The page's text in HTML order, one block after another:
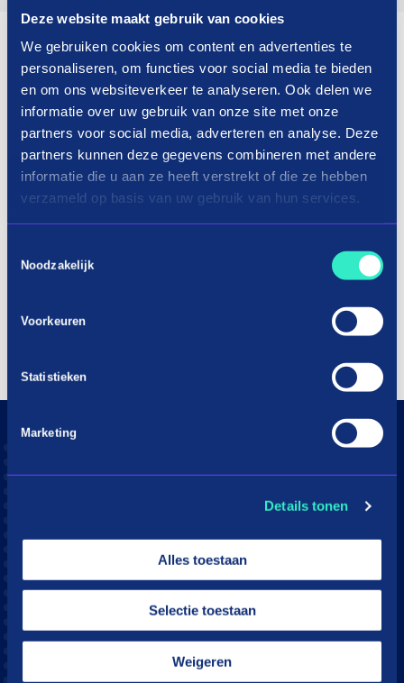
Deze website maakt gebruik van cookies
We gebruiken cookies om content en advertenties te
personaliseren, om functies voor social media te bieden
en om ons websiteverkeer te analyseren. Ook delen we
informatie over uw gebruik van onze site met onze
partners voor social media, adverteren en analyse. Deze
partners kunnen deze gegevens combineren met andere
informatie die u aan ze heeft verstrekt of die ze hebben
verzameld op basis van uw gebruik van hun services.
Noodzakelijk
Voorkeuren
Statistieken
Marketing
Details tonen
Alles toestaan
Selectie toestaan
Weigeren
Download app
Moeite met betalen?
Webshops